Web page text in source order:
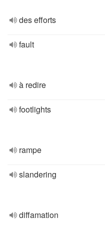
des efforts
fault
à redire
footlights
rampe
slandering
diffamation